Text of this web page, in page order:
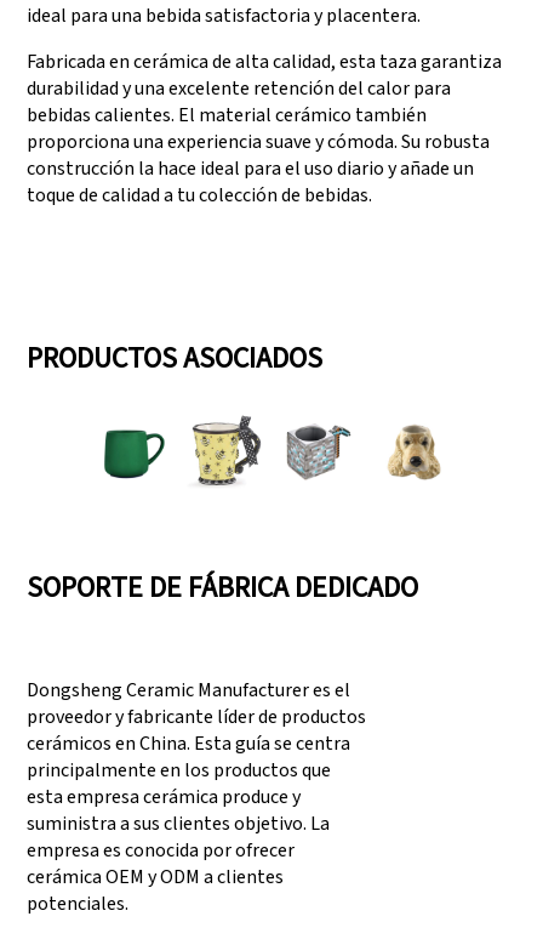
ideal para una bebida satisfactoria y placentera.
Fabricada en cerámica de alta calidad, esta taza garantiza
durabilidad y una excelente retención del calor para
bebidas calientes. El material cerámico también
proporciona una experiencia suave y cómoda. Su robusta
construcción la hace ideal para el uso diario y añade un
toque de calidad a tu colección de bebidas.
PRODUCTOS ASOCIADOS
SOPORTE DE FÁBRICA DEDICADO
Dongsheng Ceramic Manufacturer es el
proveedor y fabricante líder de productos
cerámicos en China. Esta guía se centra
principalmente en los productos que
esta empresa cerámica produce y
suministra a sus clientes objetivo. La
empresa es conocida por ofrecer
cerámica OEM y ODM a clientes
potenciales.